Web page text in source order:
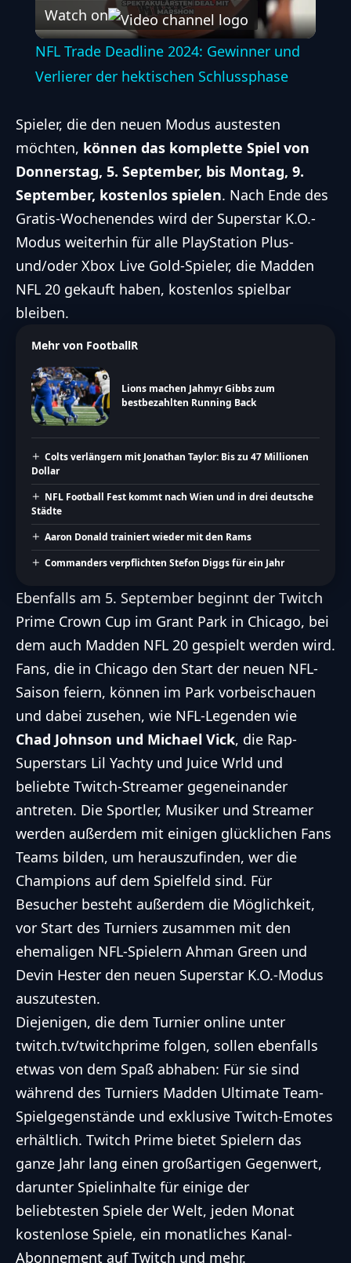
Video
Watch on
NFL Trade Deadline 2024: Gewinner und
Verlierer der hektischen Schlussphase
Spieler, die den neuen Modus austesten
möchten, können das komplette Spiel von
Donnerstag, 5. September, bis Montag, 9.
September, kostenlos spielen. Nach Ende des
Gratis-Wochenendes wird der Superstar K.O.-
Modus weiterhin für alle PlayStation Plus-
und/oder Xbox Live Gold-Spieler, die Madden
NFL 20 gekauft haben, kostenlos spielbar
bleiben.
Mehr von FootballR
Lions machen Jahmyr Gibbs zum
bestbezahlten Running Back
Colts verlängern mit Jonathan Taylor: Bis zu 47 Millionen
Dollar
NFL Football Fest kommt nach Wien und in drei deutsche
Städte
Aaron Donald trainiert wieder mit den Rams
Commanders verpflichten Stefon Diggs für ein Jahr
Ebenfalls am 5. September beginnt der Twitch
Prime Crown Cup im Grant Park in Chicago, bei
dem auch Madden NFL 20 gespielt werden wird.
Fans, die in Chicago den Start der neuen NFL-
Saison feiern, können im Park vorbeischauen
und dabei zusehen, wie NFL-Legenden wie
Chad Johnson und Michael Vick, die Rap-
Superstars Lil Yachty und Juice Wrld und
beliebte Twitch-Streamer gegeneinander
antreten. Die Sportler, Musiker und Streamer
werden außerdem mit einigen glücklichen Fans
Teams bilden, um herauszufinden, wer die
Champions auf dem Spielfeld sind. Für
Besucher besteht außerdem die Möglichkeit,
vor Start des Turniers zusammen mit den
ehemaligen NFL-Spielern Ahman Green und
Devin Hester den neuen Superstar K.O.-Modus
auszutesten.
Diejenigen, die dem Turnier online unter
twitch.tv/twitchprime folgen, sollen ebenfalls
etwas von dem Spaß abhaben: Für sie sind
während des Turniers Madden Ultimate Team-
Spielgegenstände und exklusive Twitch-Emotes
erhältlich. Twitch Prime bietet Spielern das
ganze Jahr lang einen großartigen Gegenwert,
darunter Spielinhalte für einige der
beliebtesten Spiele der Welt, jeden Monat
kostenlose Spiele, ein monatliches Kanal-
Abonnement auf Twitch und mehr.